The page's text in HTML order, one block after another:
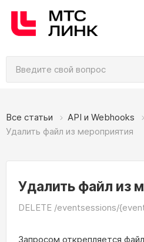
Все статьи
API и Webhooks
Удалить файл из мероприятия
Удалить файл из
DELETE /eventsessions/
Запросом открепляется